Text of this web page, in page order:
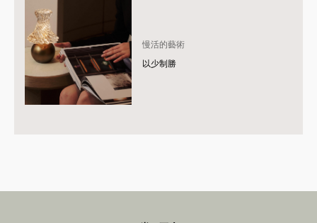
慢活的藝術
以少制勝